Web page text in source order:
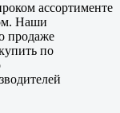
ассортименте
Наши
продаже
по